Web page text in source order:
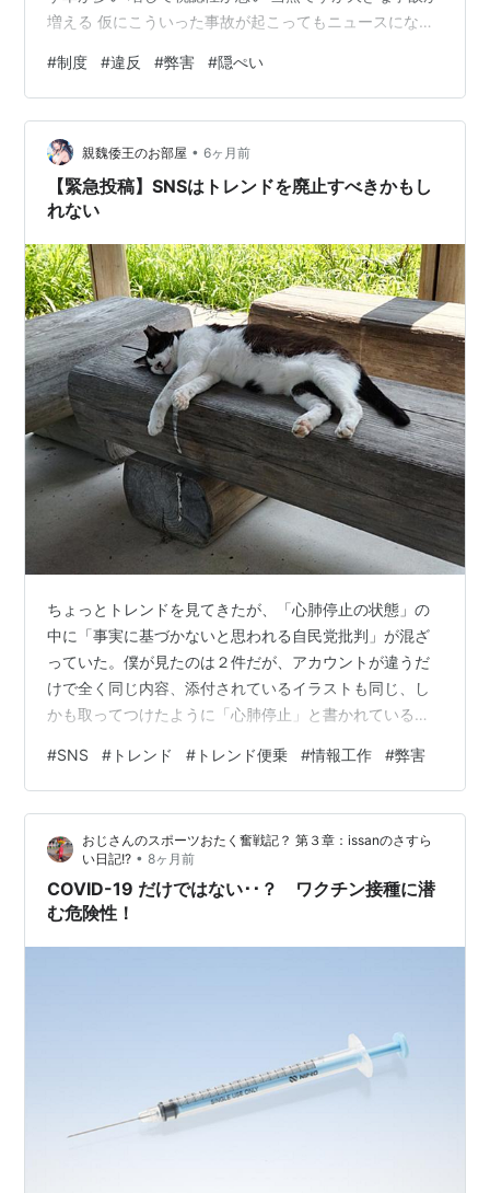
増える 仮にこういった事故が起こってもニュースになら
#制度 #違反 #弊害 #隠ぺい
親魏倭王のお部屋 • 6ヶ月前
【緊急投稿】SNSはトレンドを廃止すべきかもし
れない
ちょっとトレンドを見てきたが、「心肺停止の状態」の
中に「事実に基づかないと思われる自民党批判」が混ざ
っていた。僕が見たのは２件だが、アカウントが違うだ
けで全く同じ内容、添付されているイラストも同じ、し
かも取ってつけたように「心肺停止」と書かれている。
態」がトレンド入りしている理由が不明だったが、おそ
らく遡っても大元に辿り着くのは難しいと考えられた。
トレンド入りしている時点で少なくとも1000件単位で投
稿が積み上げられている。 しかし、僕から見ると不自然
さが見える点で粗悪である。このあたりは拡散用の捨て
垢かもしれないが、AI駆動のbotと人力の双…
#SNS # トレンド # トレンド便乗 #情報工作 #弊害
おじさんのスポーツおたく奮戦記？ 第３章：issanのさすら
い日記!? • 8ヶ月前
COVID-19 だけではない･･？ ワクチン接種に潜
む危険性！